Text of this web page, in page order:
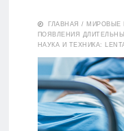
Тренеры
Документы
Контакты
ГЛАВНАЯ / МИРОВЫЕ
ПОЯВЛЕНИЯ
НАУКА И ТЕХНИКА: